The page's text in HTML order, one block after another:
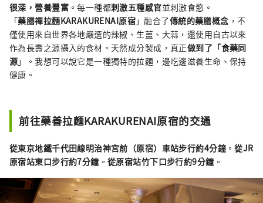
很深，營養豐富。每一種都刺激五種感官並刺激食慾。
「藥膳禪拉麵KARAKURENAI原宿」融合了傳統的藥膳概念 ，不
僅使用來自世界各地嚴選的辣椒、生薑、大蒜，還使用自古以來
作為長壽之源攝入的食材。天然成分製成，真正做到了「食藥同
源」。我想可以說它是一種獨特的拉麵，邊吃邊滋養生命、保持
健康。
前往藥善拉麵KARAKURENAI原宿的交通
從東京地鐵千代田線明治神宮前（原宿）車站步行約4分鐘。從JR
原宿站東口步行約7分鐘 。從原宿站竹下口步行約9分鐘 。